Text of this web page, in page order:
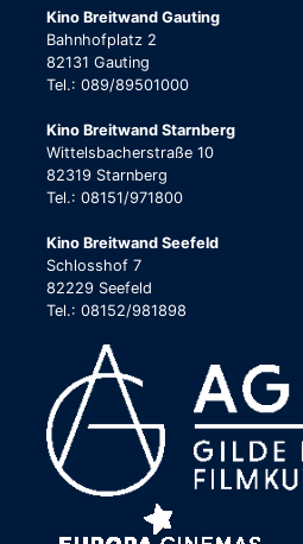
Kino Breitwand Gauting
Bahnhofplatz 2
82131 Gauting
Tel.: 089/89501000
Kino Breitwand Starnberg
Wittelsbacherstraße 10
82319 Starnberg
Tel.: 08151/971800
Kino Breitwand Seefeld
Schlosshof 7
82229 Seefeld
Tel.: 08152/981898